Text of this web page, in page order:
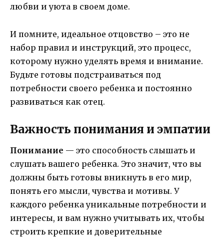
любви и уюта в своем доме.
И помните, идеальное отцовство – это не
набор правил и инструкций, это процесс,
которому нужно уделять время и внимание.
Будьте готовы подстраиваться под
потребности своего ребенка и постоянно
развиваться как отец.
Важность понимания и эмпатии
Понимание — это способность слышать и
слушать вашего ребенка. Это значит, что вы
должны быть готовы вникнуть в его мир,
понять его мысли, чувства и мотивы. У
каждого ребенка уникальные потребности и
интересы, и вам нужно учитывать их, чтобы
строить крепкие и доверительные